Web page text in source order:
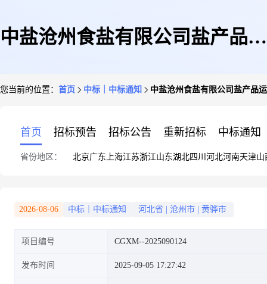
中盐沧州食盐有限公司盐产品运
您当前的位置： 首页 中标｜中标通知 中盐沧州食盐有限公司盐产品
首页 招标预告 招标公告 重新招标 中标通知
省份地区： 北京广东 上海江苏浙江山东湖北四川 河北河南天津山
2026-08-06 中标｜中标通知 河北省 沧州市 黄骅市
项目编号 CGXM--2025090124
发布时间 2025-09-05 17:27:42